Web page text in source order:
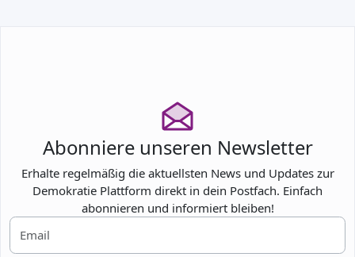
Abonniere unseren Newsletter
Erhalte regelmäßig die aktuellsten News und Updates zur
Demokratie Plattform direkt in dein Postfach. Einfach
abonnieren und informiert bleiben!